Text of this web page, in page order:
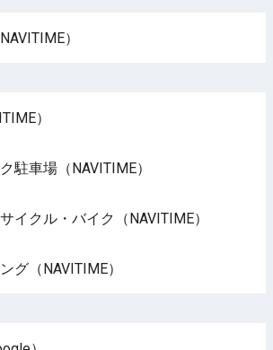
）
）
駐車場（NAVITIME）
イクル・バイク（NAVITIME）
グ（NAVITIME）